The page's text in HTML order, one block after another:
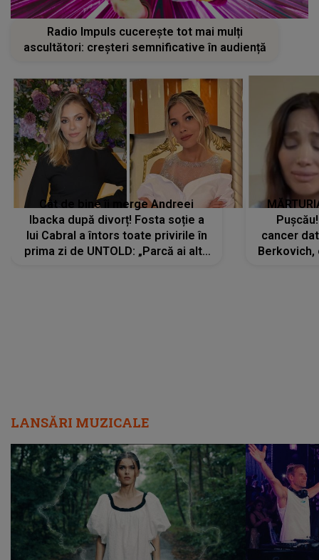
Radio Impuls cucerește tot mai mulți
ascultători: creșteri semnificative în audiență
Cât de bine îi merge Andreei
Ibacka după divorț! Fosta soție a
lui Cabral a întors toate privirile în
prima zi de UNTOLD: „Parcă ai altă
cancer
Berkovich,
LANSĂRI MUZICALE